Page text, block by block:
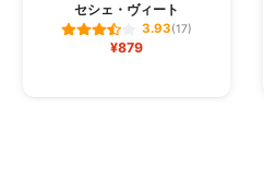
セシェ・ヴィート
3.93(17)
¥879